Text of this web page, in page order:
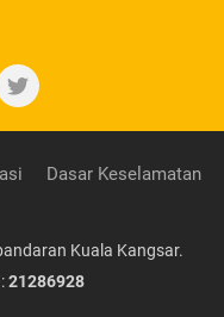
Dasar Keselamatan
Kuala Kangsar.
21286928